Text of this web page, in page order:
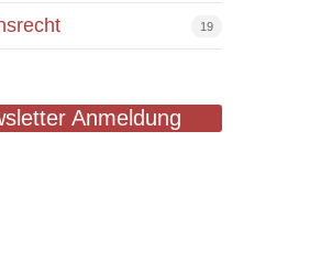
19
Anmeldung